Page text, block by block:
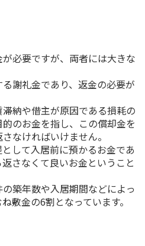
必要ですが、両者には大きな
謝礼金であり、返金の必要が
納や借主が原因である損耗の
のお金を指し、この償却金を
なければいけません。
して入居前に預かるお金であ
さなくて良いお金ということ
築年数や入居期間などによっ
敷金の6割となっています。